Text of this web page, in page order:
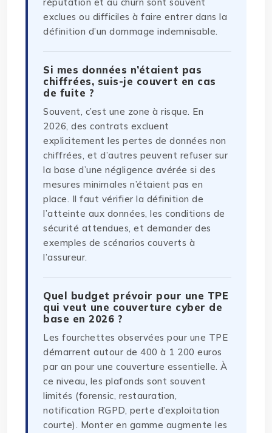
réputation et au churn sont souvent
exclues ou difficiles à faire entrer dans la
définition d’un dommage indemnisable.
Si mes données n’étaient pas
chiffrées, suis-je couvert en cas
de fuite ?
Souvent, c’est une zone à risque. En
2026, des contrats excluent
explicitement les pertes de données non
chiffrées, et d’autres peuvent refuser sur
la base d’une négligence avérée si des
mesures minimales n’étaient pas en
place. Il faut vérifier la définition de
l’atteinte aux données, les conditions de
sécurité attendues, et demander des
exemples de scénarios couverts à
l’assureur.
Quel budget prévoir pour une TPE
qui veut une couverture cyber de
base en 2026 ?
Les fourchettes observées pour une TPE
démarrent autour de 400 à 1 200 euros
par an pour une couverture essentielle. À
ce niveau, les plafonds sont souvent
limités (forensic, restauration,
notification RGPD, perte d’exploitation
courte). Monter en gamme augmente les